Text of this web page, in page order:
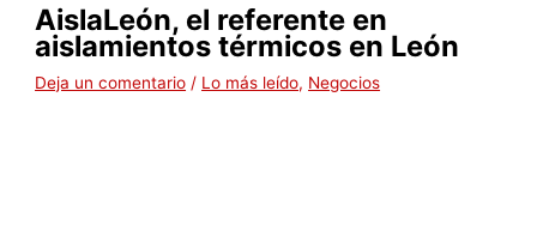
AislaLeón, el referente en
aislamientos térmicos en León
Deja un comentario / Lo más leído, Negocios